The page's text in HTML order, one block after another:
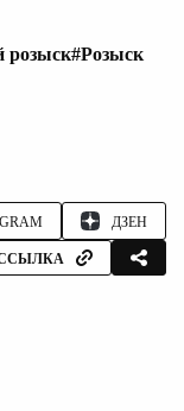
розыск#Розыск
ДЗЕН